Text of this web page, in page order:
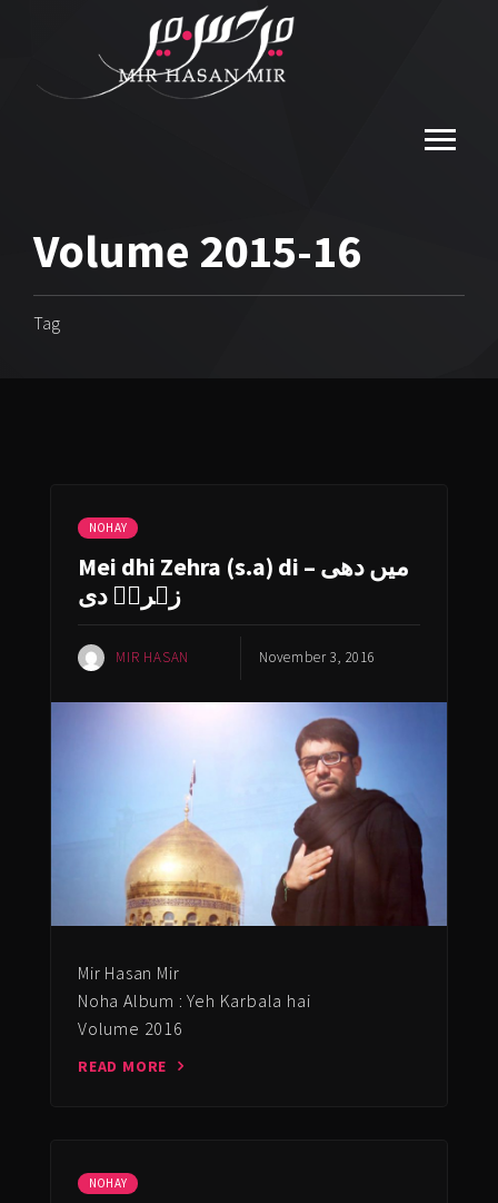
Volume 2015-16
Tag
NOHAY
Mei dhi Zehra (s.a) di – میں دھی
زہراؑ دی
MIR HASAN November 3, 2016
Mir Hasan Mir
Noha Album : Yeh Karbala hai
Volume 2016
READ MORE
NOHAY